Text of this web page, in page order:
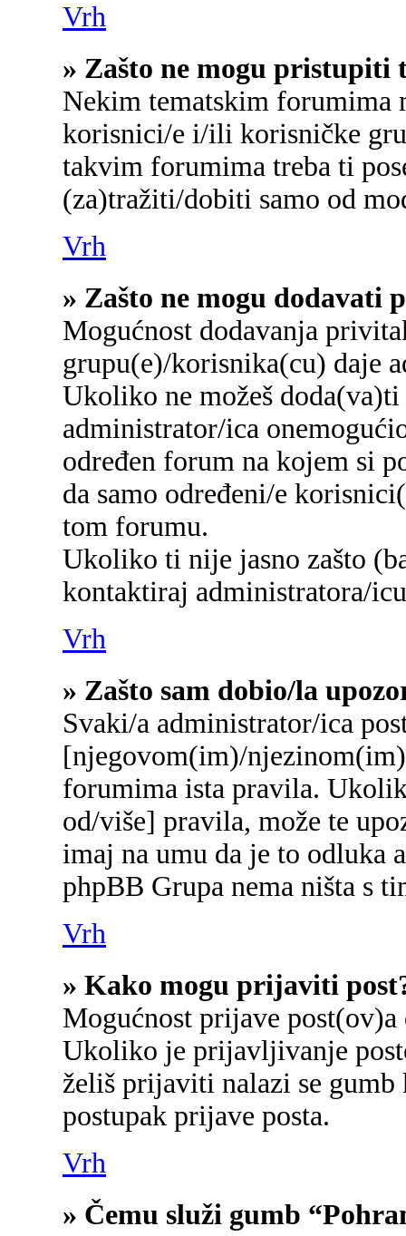
Vrh
» Zašto ne mogu pristupiti
Nekim tematskim forumima
korisnici/e i/ili korisničke
takvim forumima treba ti
(za)tražiti/dobiti samo od
Vrh
» Zašto ne mogu dodavati
Mogućnost dodavanja
grupu(e)/korisnika(cu) daje
Ukoliko ne možeš
administrator/ica
određen forum na kojem si
da samo određeni/e
tom forumu.
Ukoliko ti nije jasno zašto
kontaktiraj administratora/
Vrh
» Zašto sam dobio/la
Svaki/a administrator/ica
[njegovom(im)/
forumima ista pravila.
od/više] pravila, može te
imaj na umu da je to odluka
phpBB Grupa nema ništa s
Vrh
» Kako mogu prijaviti
Mogućnost prijave
Ukoliko je prijavljivanje
želiš prijaviti nalazi se
postupak prijave posta.
Vrh
» Čemu služi gumb